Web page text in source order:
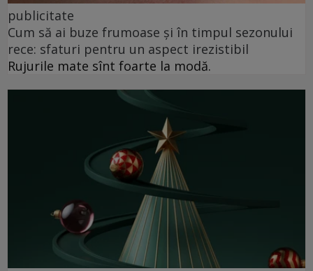
publicitate
Cum să ai buze frumoase şi în timpul sezonului
rece: sfaturi pentru un aspect irezistibil
Rujurile mate sînt foarte la modă.